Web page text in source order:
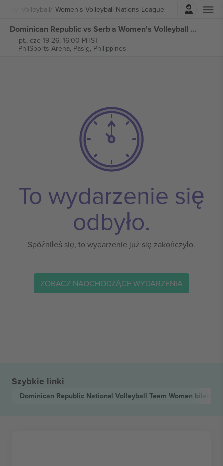
Volleyball Women's Volleyball Nations League
Zaloguj sie
Dominican Republic vs Serbia Women's Volleyball Nations League biletów
pt., cze 19 26, 16:00 PHST
PhilSports Arena, Pasig, Philippines
To wydarzenie się
odbyło.
Spóźniłeś się, to wydarzenie już się zakończyło.
ZOBACZ NADCHODZĄCE WYDARZENIA
Szybkie linki
Dominican Republic National Volleyball Team Women biletów